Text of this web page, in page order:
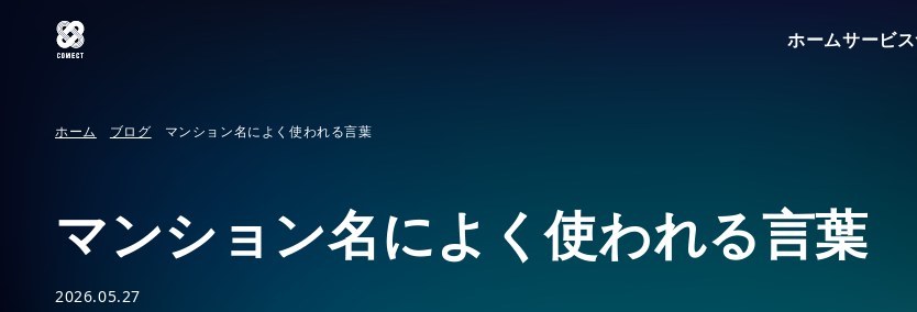
ホームサービス
ホーム ブログ マンション名によく使われる言葉
マンション名によく使われる言葉
2026.05.27